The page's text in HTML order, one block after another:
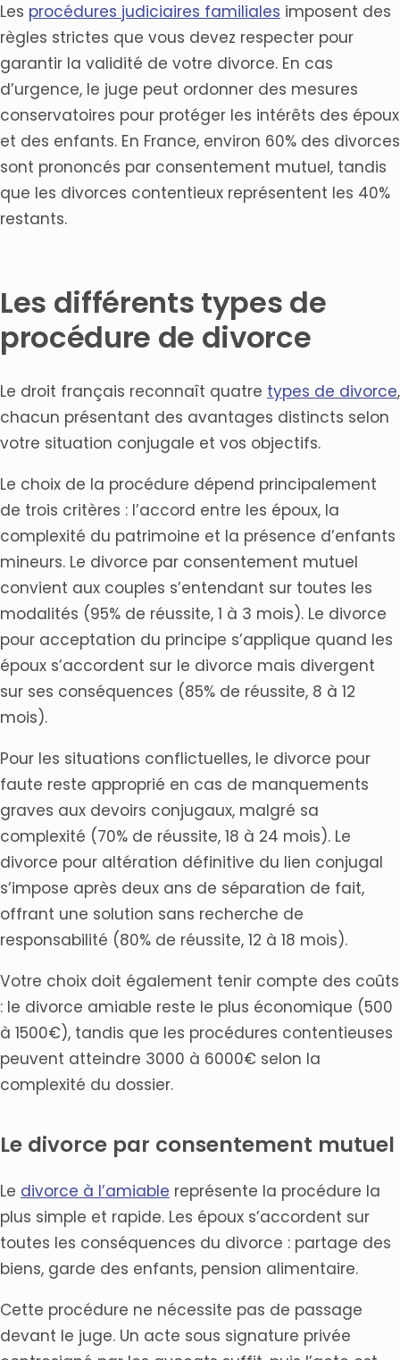
Les procédures judiciaires familiales imposent des
règles strictes que vous devez respecter pour
garantir la validité de votre divorce. En cas
d’urgence, le juge peut ordonner des mesures
conservatoires pour protéger les intérêts des époux
et des enfants. En France, environ 60% des divorces
sont prononcés par consentement mutuel, tandis
que les divorces contentieux représentent les 40%
restants.
Les différents types de
procédure de divorce
Le droit français reconnaît quatre types de divorce,
chacun présentant des avantages distincts selon
votre situation conjugale et vos objectifs.
Le choix de la procédure dépend principalement
de trois critères : l’accord entre les époux, la
complexité du patrimoine et la présence d’enfants
mineurs. Le divorce par consentement mutuel
convient aux couples s’entendant sur toutes les
modalités (95% de réussite, 1 à 3 mois). Le divorce
pour acceptation du principe s’applique quand les
époux s’accordent sur le divorce mais divergent
sur ses conséquences (85% de réussite, 8 à 12
mois).
Pour les situations conflictuelles, le divorce pour
faute reste approprié en cas de manquements
graves aux devoirs conjugaux, malgré sa
complexité (70% de réussite, 18 à 24 mois). Le
divorce pour altération définitive du lien conjugal
s’impose après deux ans de séparation de fait,
offrant une solution sans recherche de
responsabilité (80% de réussite, 12 à 18 mois).
Votre choix doit également tenir compte des coûts
: le divorce amiable reste le plus économique (500
à 1500€), tandis que les procédures contentieuses
peuvent atteindre 3000 à 6000€ selon la
complexité du dossier.
Le divorce par consentement mutuel
Le divorce à l’amiable représente la procédure la
plus simple et rapide. Les époux s’accordent sur
toutes les conséquences du divorce : partage des
biens, garde des enfants, pension alimentaire.
Cette procédure ne nécessite pas de passage
devant le juge. Un acte sous signature privée